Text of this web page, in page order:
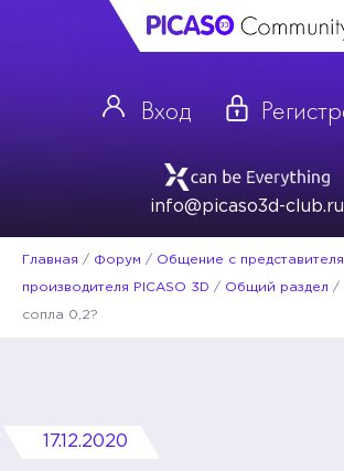
Вход
info@picaso3d-club.ru
Главная / Форум / Общение с
производителя PICASO 3D / Общий раздел /
сопла 0,2?
17.12.2020